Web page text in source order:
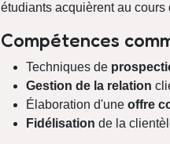
étudiants acquièrent au cours
Compétences
Techniques de
Gestion de la relation
Élaboration d'une offre
Fidélisation de la